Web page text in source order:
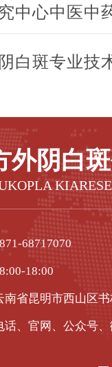
中心中医中
白斑专业技
外阴白
68717070
18:00
南省昆明市西山区
话、官网、公众号